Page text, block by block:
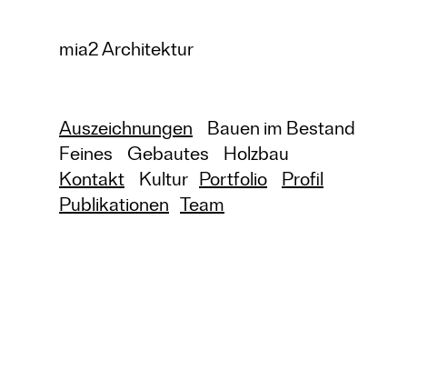
mia2 Architektur
Auszeichnungen Bauen im Bestand
Feines Gebautes Holzbau
Kontakt Kultur Portfolio Profil
Publikationen Team